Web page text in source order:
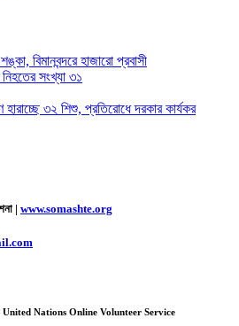
বিমানবন্দরে হাজারো প্রবাসী
সংখ্যা ৩১
হারাচ্ছে ৩২ শিশু, প্রতিরোধে দরকার কার্যকর
| www.somashte.org
United Nations Online Volunteer Service